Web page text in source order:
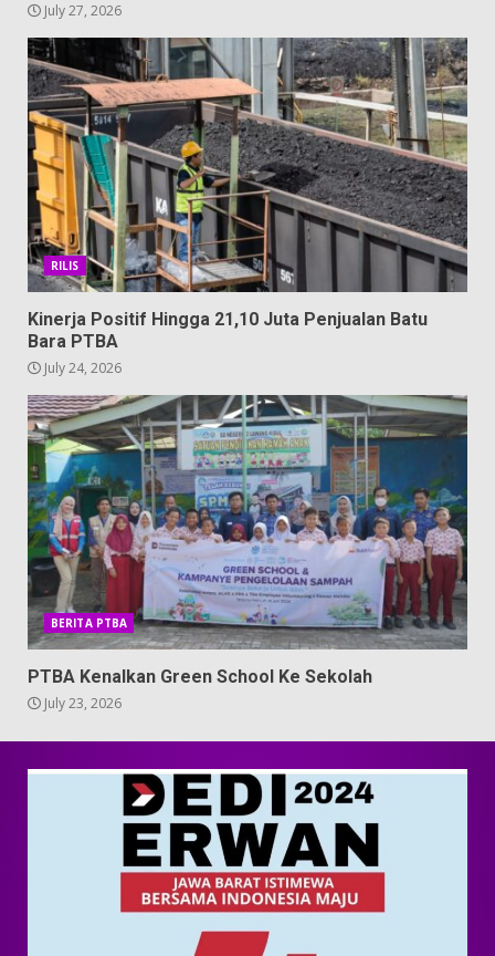
July 27, 2026
RILIS
Kinerja Positif Hingga 21,10 Juta Penjualan Batu
Bara PTBA
July 24, 2026
BERITA PTBA
PTBA Kenalkan Green School Ke Sekolah
July 23, 2026